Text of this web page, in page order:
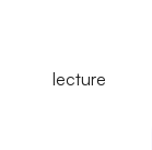
lecture